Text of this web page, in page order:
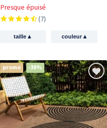
Presque épuisé
(7)
taille▴ couleur▴
promo -38%